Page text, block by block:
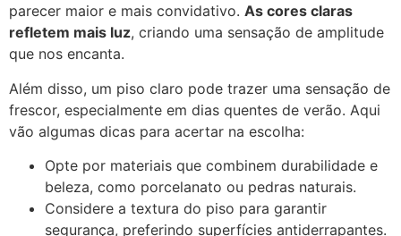
parecer maior e mais convidativo. As cores claras
refletem mais luz, criando uma sensação de amplitude
que nos encanta.
Além disso, um piso claro pode trazer uma sensação de
frescor, especialmente em dias quentes de verão. Aqui
vão algumas dicas para acertar na escolha:
Opte por materiais que combinem durabilidade e
beleza, como porcelanato ou pedras naturais.
Considere a textura do piso para garantir
segurança, preferindo superfícies antiderrapantes.